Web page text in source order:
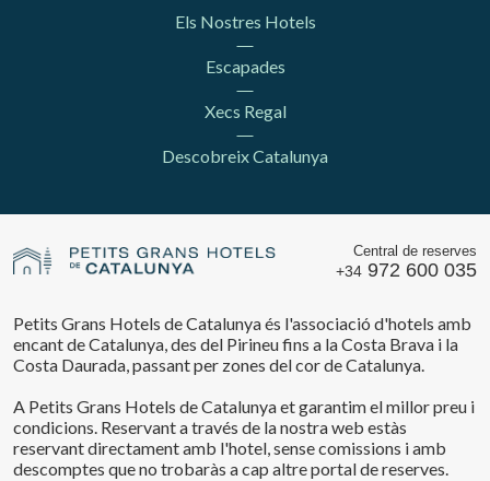
Els Nostres Hotels
Escapades
Xecs Regal
Descobreix Catalunya
Central de reserves
+34 972 600 035
Petits Grans Hotels de Catalunya és l'associació d'hotels amb
encant de Catalunya, des del Pirineu fins a la Costa Brava i la
Costa Daurada, passant per zones del cor de Catalunya.
A Petits Grans Hotels de Catalunya et garantim el millor preu i
condicions. Reservant a través de la nostra web estàs
reservant directament amb l'hotel, sense comissions i amb
descomptes que no trobaràs a cap altre portal de reserves.